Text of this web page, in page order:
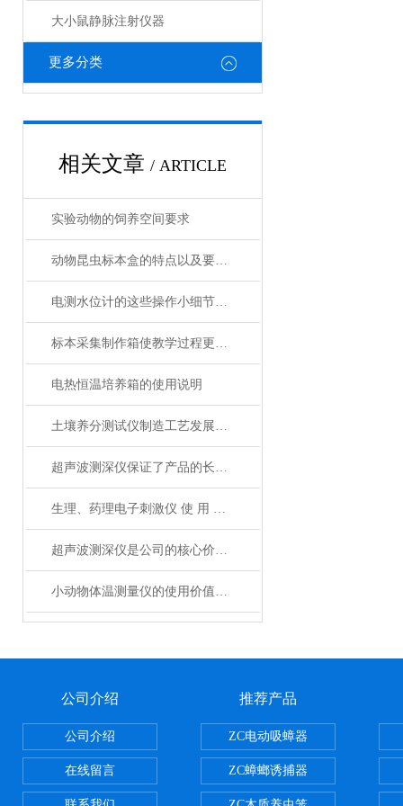
大小鼠静脉注射仪器
更多分类
相关文章 / ARTICLE
实验动物的饲养空间要求
动物昆虫标本盒的特点以及要做的工作介绍
电测水位计的这些操作小细节，你在使用中要格外注意哦！
标本采集制作箱使教学过程更为生动
电热恒温培养箱的使用说明
土壤养分测试仪制造工艺发展面向多元化
超声波测深仪保证了产品的长期可靠性
生理、药理电子刺激仪 使 用 说 明 书
超声波测深仪是公司的核心价值体现
小动物体温测量仪的使用价值有哪些？
公司介绍
公司介绍
在线留言
推荐产品
ZC电动吸蟑器
ZC蟑螂诱捕器